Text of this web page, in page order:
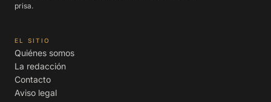
prisa.
EL SITIO
Quiénes somos
La redacción
Contacto
Aviso legal